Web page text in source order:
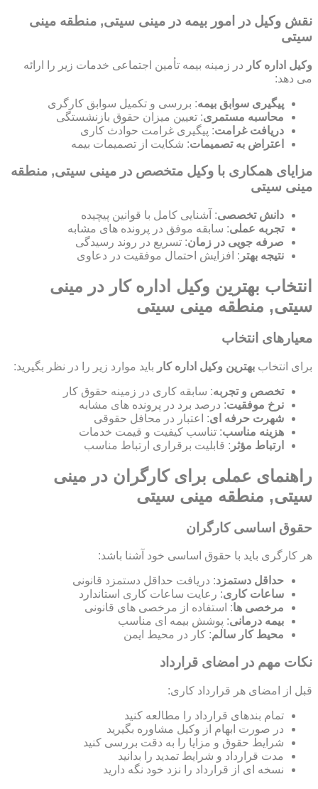
نقش وکیل در امور بیمه در مینی سیتی, منطقه مینی
سیتی
وکیل اداره کار در زمینه بیمه تأمین اجتماعی خدمات زیر را ارائه
می دهد:
پیگیری سوابق بیمه: بررسی و تکمیل سوابق کارگری
محاسبه مستمری: تعیین میزان حقوق بازنشستگی
دریافت غرامت: پیگیری غرامت حوادث کاری
اعتراض به تصمیمات: شکایت از تصمیمات بیمه
مزایای همکاری با وکیل متخصص در مینی سیتی, منطقه
مینی سیتی
دانش تخصصی: آشنایی کامل با قوانین پیچیده
تجربه عملی: سابقه موفق در پرونده های مشابه
صرفه جویی در زمان: تسریع در روند رسیدگی
نتیجه بهتر : افزایش احتمال موفقیت در دعاوی
انتخاب بهترین وکیل اداره کار در مینی
سیتی, منطقه مینی سیتی
معیارهای انتخاب
برای انتخاب بهترین وکیل اداره کار باید موارد زیر را در نظر بگیرید:
تخصص و تجربه: سابقه کاری در زمینه حقوق کار
نرخ موفقیت: درصد برد در پرونده های مشابه
شهرت حرفه ای: اعتبار در محافل حقوقی
هزینه مناسب: تناسب کیفیت و قیمت خدمات
ارتباط مؤثر : قابلیت برقراری ارتباط مناسب
راهنمای عملی برای کارگران در مینی
سیتی, منطقه مینی سیتی
حقوق اساسی کارگران
هر کارگری باید با حقوق اساسی خود آشنا باشد:
حداقل دستمزد: دریافت حداقل دستمزد قانونی
ساعات کاری: رعایت ساعات کاری استاندارد
مرخصی ها: استفاده از مرخصی های قانونی
بیمه درمانی: پوشش بیمه ای مناسب
محیط کار سالم: کار در محیط ایمن
نکات مهم در امضای قرارداد
قبل از امضای هر قرارداد کاری:
تمام بندهای قرارداد را مطالعه کنید
در صورت ابهام از وکیل مشاوره بگیرید
شرایط حقوق و مزایا را به دقت بررسی کنید
مدت قرارداد و شرایط تمدید را بدانید
نسخه ای از قرارداد را نزد خود نگه دارید